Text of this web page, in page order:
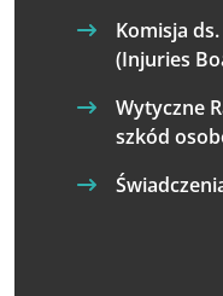
Komisja
(Injuries
Wytyczne
szkód